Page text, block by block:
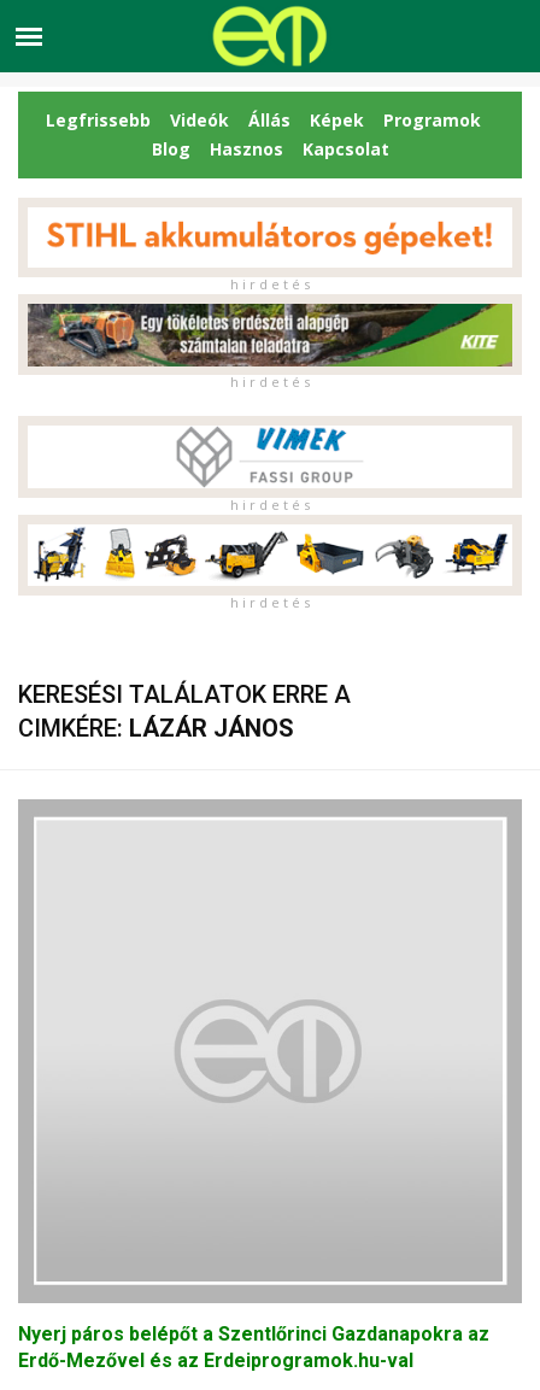
Legfrissebb Videók Állás Képek
Programok
Blog
Hasznos Kapcsolat
h i r d e t é s
h i r d e t é s
h i r d e t é s
h i r d e t é s
KERESÉSI TALÁLATOK ERRE A
CIMKÉRE: LÁZÁR JÁNOS
Nyerj páros belépőt a Szentlőrinci Gazdanapokra az
Erdő-Mezővel és az Erdeiprogramok.hu-val